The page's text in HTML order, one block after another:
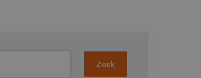
Zoek